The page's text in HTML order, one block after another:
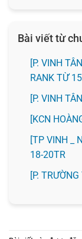
Bài viết từ
[P. VINH
RANK TỪ
[P. VINH
️[KCN
[TP VINH _
18-20TR
️[P.